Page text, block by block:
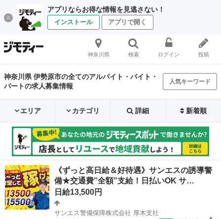
アプリならお得な情報を見逃さない！
インストール アプリで開く
神奈川県 検索 ログイン 投稿
神奈川県 伊勢原市の全てのアルバイト・バイト・
パートの求人募集情報
人気キーワード
エリア カテゴリ 詳細 新着順
《ずっと高日給＆好待遇》サンエスの誘導警
備★交通費”全額”支給！日払いOK サ…
日給13,500円
サンエス警備保障株式会社 厚木支社